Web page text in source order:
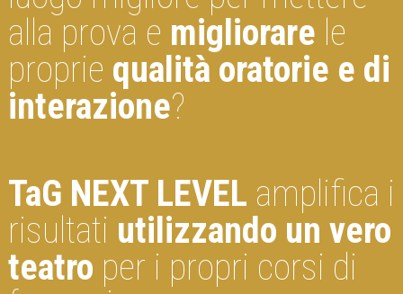
alla prova e migliorare le
proprie qualità oratorie e di
interazione?
TaG NEXT LEVEL amplifica i
risultati utilizzando un vero
teatro per i propri corsi di